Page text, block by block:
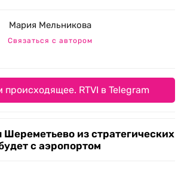
Мария Мельникова
Связаться с автором
происходящее. RTVI в Telegram
из стратегических
с аэропортом